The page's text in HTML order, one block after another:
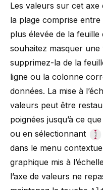
Les valeurs sur cet
la plage comprise
plus élevée de la feuille
souhaitez masquer
supprimez-la de la
ligne ou la colonne
données. La mise à
valeurs peut être
poignées jusqu’à ce
ou en sélectionnant
dans le menu
graphique mis à
l’axe de valeurs ne